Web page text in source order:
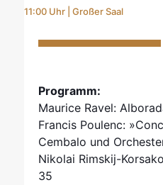
11:00 Uhr | Großer Saal
Programm:
Maurice Ravel:
Francis Poulenc:
Cembalo und
Nikolai Rimskij-
35